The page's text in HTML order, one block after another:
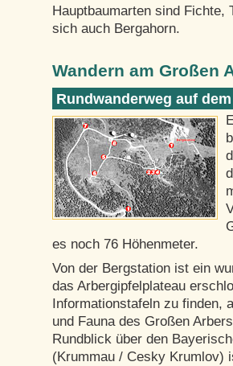
Hauptbaumarten sind Fichte,
sich auch Bergahorn.
Wandern am Großen
Rundwanderweg auf
es noch 76 Höhenmeter.
Von der Bergstation ist ein
das Arbergipfelplateau
Informationstafeln zu finden,
und Fauna des Großen
Rundblick über den
(Krummau / Cesky Krumlov)